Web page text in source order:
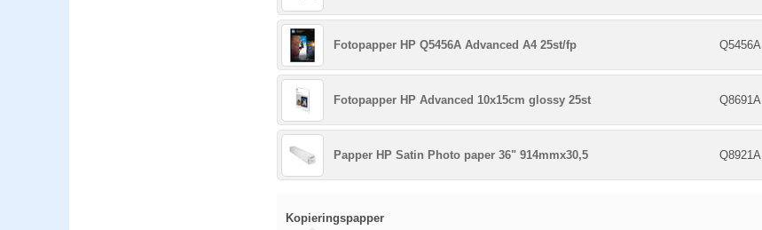
Fotopapper HP Q5456A Advanced A4 25st/fp Q5456A
Fotopapper HP Advanced 10x15cm glossy 25st Q8691A
Papper HP Satin Photo paper 36" 914mmx30,5 Q8921A
Kopieringspapper